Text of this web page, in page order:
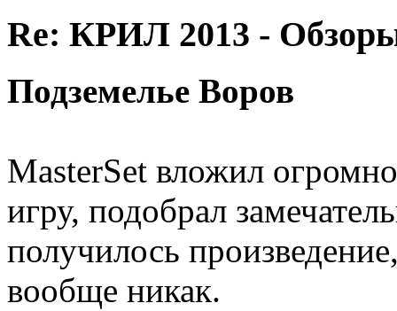
Re: КРИЛ 2013 -
Подземелье Воров
MasterSet вложил
игру, подобрал
получилось
вообще никак.